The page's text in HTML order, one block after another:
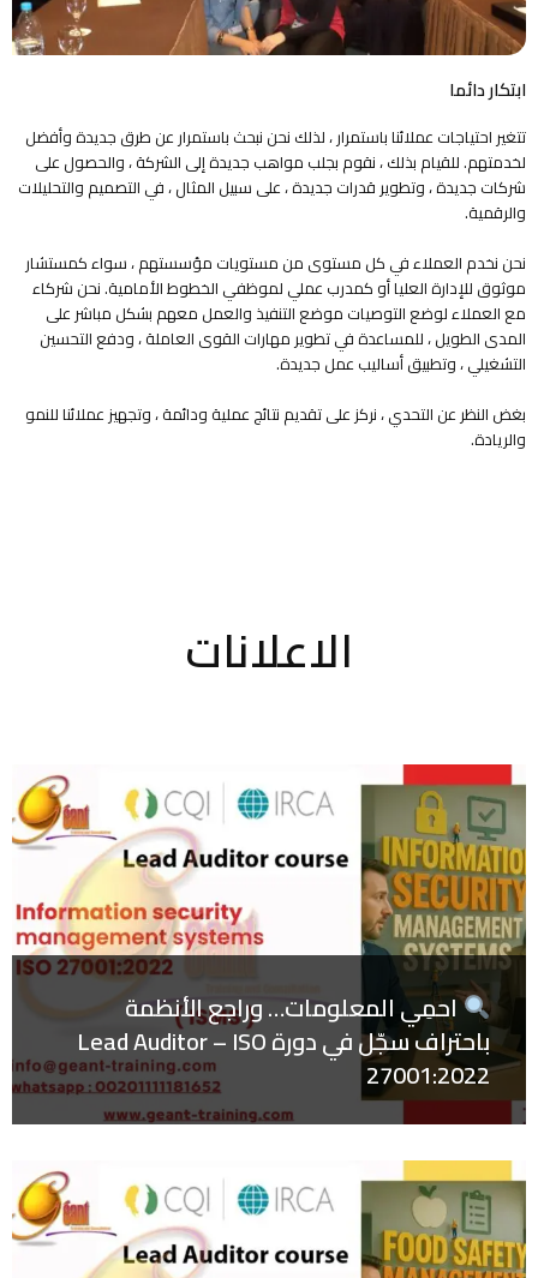
ابتكار دائما
تتغير احتياجات عملائنا باستمرار ، لذلك نحن نبحث باستمرار عن طرق جديدة وأفضل
لخدمتهم. للقيام بذلك ، نقوم بجلب مواهب جديدة إلى الشركة ، والحصول على
شركات جديدة ، وتطوير قدرات جديدة ، على سبيل المثال ، في التصميم والتحليلات
والرقمية.
نحن نخدم العملاء في كل مستوى من مستويات مؤسستهم ، سواء كمستشار
موثوق للإدارة العليا أو كمدرب عملي لموظفي الخطوط الأمامية. نحن شركاء
مع العملاء لوضع التوصيات موضع التنفيذ والعمل معهم بشكل مباشر على
المدى الطويل ، للمساعدة في تطوير مهارات القوى العاملة ، ودفع التحسين
التشغيلي ، وتطبيق أساليب عمل جديدة.
بغض النظر عن التحدي ، نركز على تقديم نتائج عملية ودائمة ، وتجهيز عملائنا للنمو
والريادة.
الاعلانات
احمِي المعلومات… وراجع الأنظمة
باحتراف سجّل في دورة Lead Auditor – ISO
27001:2022